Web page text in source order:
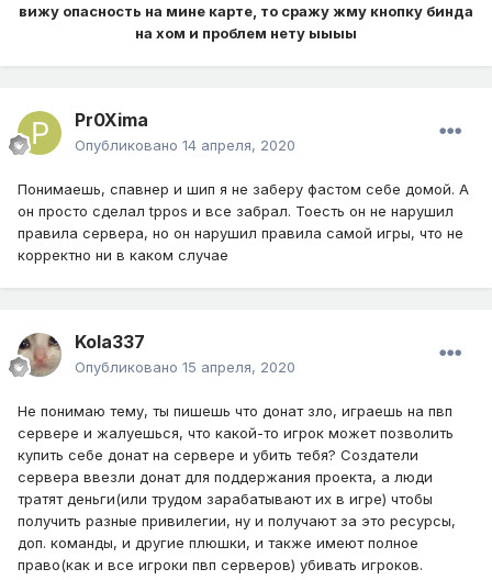
вижу опасность на мине карте, то сражу жму кнопку бинда
на хом и проблем нету ыыыы
Pr0Xima
Опубликовано 14 апреля, 2020
Понимаешь, спавнер и шип я не заберу фастом себе домой. А
он просто сделал tppos и все забрал. Тоесть он не нарушил
правила сервера, но он нарушил правила самой игры, что не
корректно ни в каком случае
Kola337
Опубликовано 15 апреля, 2020
Не понимаю тему, ты пишешь что донат зло, играешь на пвп
сервере и жалуешься, что какой-то игрок может позволить
купить себе донат на сервере и убить тебя? Создатели
сервера ввезли донат для поддержания проекта, а люди
тратят деньги(или трудом зарабатывают их в игре) чтобы
получить разные привилегии, ну и получают за это ресурсы,
доп. команды, и другие плюшки, и также имеют полное
право(как и все игроки пвп серверов) убивать игроков.